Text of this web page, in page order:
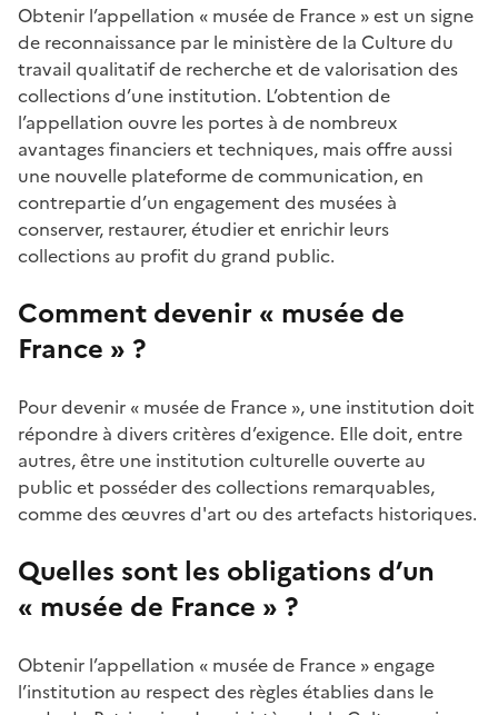
Obtenir l’appellation « musée de France » est un signe
de reconnaissance par le ministère de la Culture du
travail qualitatif de recherche et de valorisation des
collections d’une institution. L’obtention de
l’appellation ouvre les portes à de nombreux
avantages financiers et techniques, mais offre aussi
une nouvelle plateforme de communication, en
contrepartie d’un engagement des musées à
conserver, restaurer, étudier et enrichir leurs
collections au profit du grand public.
Comment devenir « musée de
France » ?
Pour devenir « musée de France », une institution doit
répondre à divers critères d’exigence. Elle doit, entre
autres, être une institution culturelle ouverte au
public et posséder des collections remarquables,
comme des œuvres d'art ou des artefacts historiques.
Quelles sont les obligations d’un
« musée de France » ?
Obtenir l’appellation « musée de France » engage
l’institution au respect des règles établies dans le